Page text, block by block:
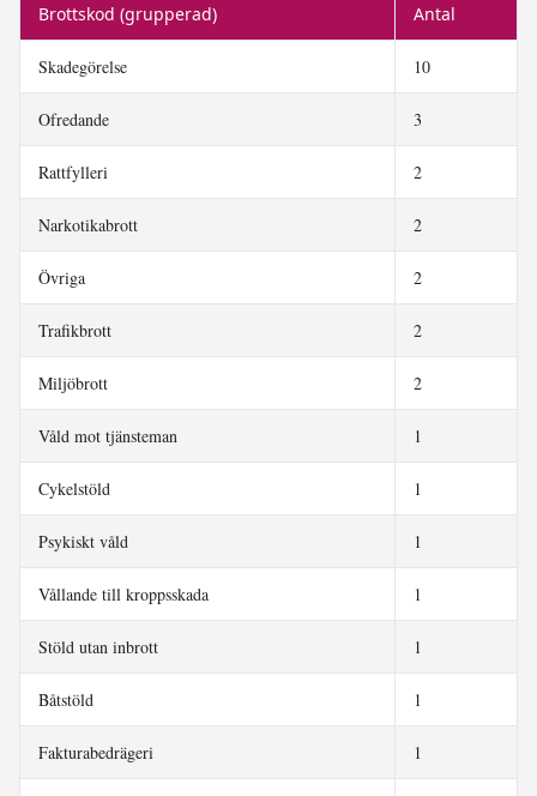
Brottskod (grupperad) Antal
Skadegörelse 10
Ofredande 3
Rattfylleri 2
Narkotikabrott 2
Övriga 2
Trafikbrott 2
Miljöbrott 2
Våld mot tjänsteman 1
Cykelstöld 1
Psykiskt våld 1
Vållande till kroppsskada 1
Stöld utan inbrott 1
Båtstöld 1
Fakturabedrägeri 1